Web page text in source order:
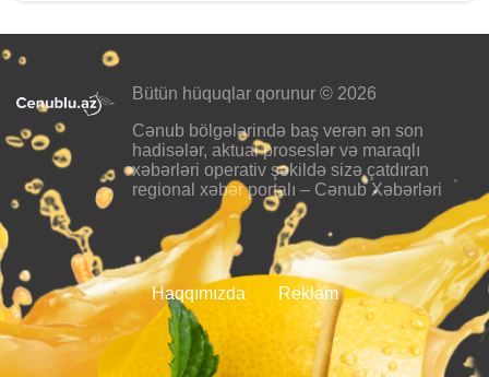
Bütün hüquqlar qorunur © 2026
Cənub bölgələrində baş verən ən son
hadisələr, aktual proseslər və maraqlı
xəbərləri operativ şəkildə sizə çatdıran
regional xəbər portalı – Cənub Xəbərləri
Haqqımızda Reklam